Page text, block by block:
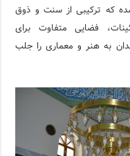
که ترکیبی از سنت و ذوق
فضایی متفاوت برای
به هنر و معماری را جلب